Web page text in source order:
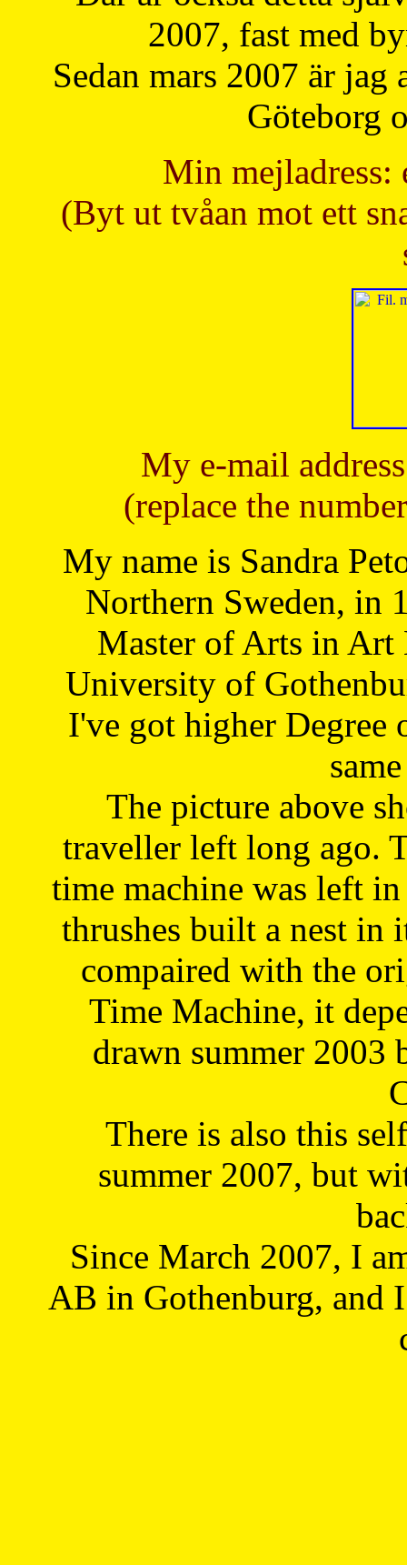
2007, fast med
Sedan mars 2007 är
Göteborg
Min mejladress:
(Byt ut tvåan mot ett
My e-mail
(replace the
My name is Sandra
Northern Sweden, in
Master of Arts in Art
University of
I've got higher Degree
The picture above
traveller left long ago.
time machine was left
thrushes built a nest in
compaired with the
Time Machine, it
drawn summer 2003
There is also this
summer 2007, but
Since March 2007, I
AB in Gothenburg, and